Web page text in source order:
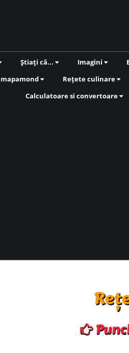
Știați că... Imagini
Rețete culinare
Calculatoare si convertoare